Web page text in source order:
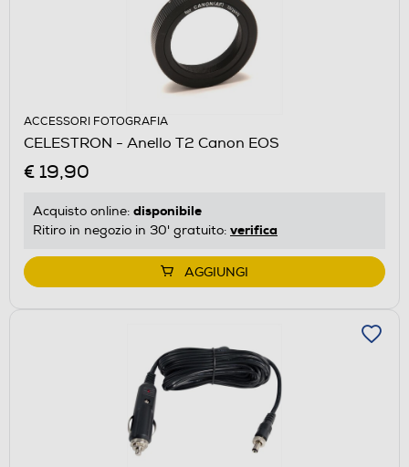
ACCESSORI FOTOGRAFIA
CELESTRON - Anello T2 Canon EOS
€ 19,90
Acquisto online: disponibile
Ritiro in negozio in 30' gratuito: verifica
AGGIUNGI